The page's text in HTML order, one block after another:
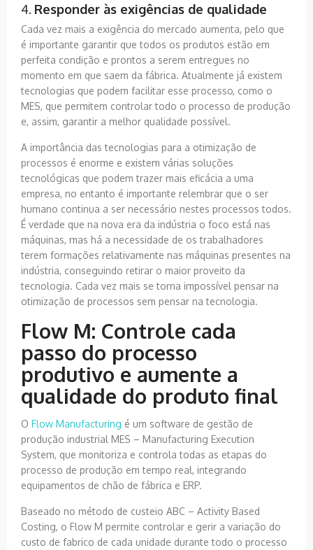
4. Responder às exigências de qualidade
Cada vez mais a exigência do mercado aumenta, pelo que
é importante garantir que todos os produtos estão em
perfeita condição e prontos a serem entregues no
momento em que saem da fábrica. Atualmente já existem
tecnologias que podem facilitar esse processo, como o
MES, que permitem controlar todo o processo de produção
e, assim, garantir a melhor qualidade possível.
A importância das tecnologias para a otimização de
processos é enorme e existem várias soluções
tecnológicas que podem trazer mais eficácia a uma
empresa, no entanto é importante relembrar que o ser
humano continua a ser necessário nestes processos todos.
É verdade que na nova era da indústria o foco está nas
máquinas, mas há a necessidade de os trabalhadores
terem formações relativamente nas máquinas presentes na
indústria, conseguindo retirar o maior proveito da
tecnologia. Cada vez mais se torna impossível pensar na
otimização de processos sem pensar na tecnologia.
Flow M: Controle cada
passo do processo
produtivo e aumente a
qualidade do produto final
O Flow Manufacturing é um software de gestão de
produção industrial MES – Manufacturing Execution
System, que monitoriza e controla todas as etapas do
processo de produção em tempo real, integrando
equipamentos de chão de fábrica e ERP.
Baseado no método de custeio ABC – Activity Based
Costing, o Flow M permite controlar e gerir a variação do
custo de fabrico de cada unidade durante todo o processo